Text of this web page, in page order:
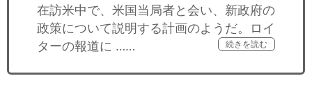
在訪米中で、米国当局者と会い、新政府の
政策について説明する計画のようだ。ロイ
ターの報道に ……
続きを読む